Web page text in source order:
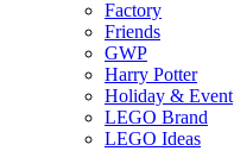
Factory
Friends
GWP
Harry Potter
Holiday & Event
LEGO Brand
LEGO Ideas